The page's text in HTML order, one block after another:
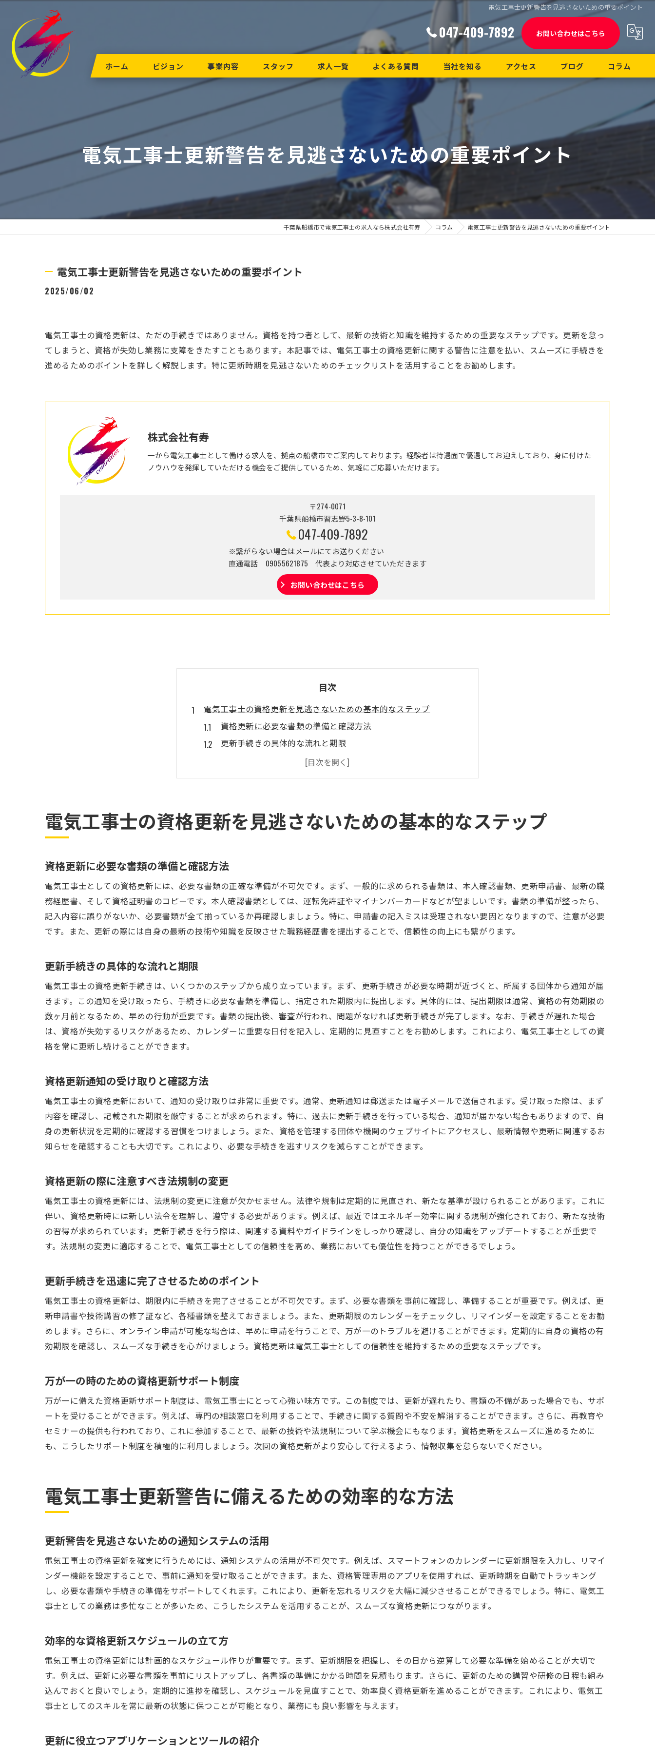
電気工事士更新警告を見逃さないための重要ポイント
047-409-7892 お問い合わせはこちら
ホーム ビジョン 事業内容 スタッフ 求人一覧 よくある質問 当社を知る
経験者
正社員
中途
転職
アクセス ブログ コラム
電気工事士更新警告を見逃さないための重要ポイント
千葉県船橋市で電気工事士の求人なら株式会社有寿 コラム 電気工事士更新警告を見逃さないための重要ポイント
電気工事士更新警告を見逃さないための重要ポイント
2025/06/02
電気工事士の資格更新は、ただの手続きではありません。資格を持つ者として、最新の技術と知識を維持するための重要なステップです。更新を怠っ
てしまうと、資格が失効し業務に支障をきたすこともあります。本記事では、電気工事士の資格更新に関する警告に注意を払い、スムーズに手続きを
進めるためのポイントを詳しく解説します。特に更新時期を見逃さないためのチェックリストを活用することをお勧めします。
株式会社有寿
一から電気工事士として働ける求人を、拠点の船橋市でご案内しております。経験者は待遇面で優遇してお迎えしており、身に付けた
ノウハウを発揮していただける機会をご提供しているため、気軽にご応募いただけます。
〒274-0071
千葉県船橋市習志野5-3-8-101
047-409-7892
※繋がらない場合はメールにてお送りください
直通電話 09055621875 代表より対応させていただきます
お問い合わせはこちら
目次
電気工事士の資格更新を見逃さないための基本的なステップ
資格更新に必要な書類の準備と確認方法
更新手続きの具体的な流れと期限
資格更新通知の受け取りと確認方法
資格更新の際に注意すべき法規制の変更
万が一の時のための資格更新サポート制度
電気工事士更新警告に備えるための効率的な方法
効率的な資格更新スケジュールの立て方
更新に役立つアプリケーションとツールの紹介
資格更新に必要な情報を収集する方法
警告通知を管理するためのシステム構築
更新忘れを防ぐためのリマインダー設定方法
資格更新情報の収集と最新情報の把握
更新に関する最新の法令とガイドライン
資格失効がもたらす影響とその対策
資格更新における必要な手続きを理解する
更新手続きに必要な費用とその準備
オンライン手続きの利点と活用法
更新手続き中のトラブルシューティング
手続き完了を確実にするためのステップ
電気工事士の更新時期を確実に把握するためのチェックリスト活用法
更新時期を見逃さないためのチェックリスト作成
チェックリストを活用した管理方法
更新時期の確認とスケジュール設定
資格更新チェックリストの定期的な見直し
電気工事士としてのキャリアを守るための更新手続きの重要性
キャリアの継続に必要な資格更新のメリット
資格更新がもたらすキャリアへの影響
資格更新が職場での信頼性に与える影響
資格更新を通じた自己成長のチャンス
最新技術を取り入れるために必要な電気工事士の資格更新
資格更新が最新技術習得に与える影響
技術革新を取り入れるための更新方法
電気工事士としての信頼性を維持するために更新が欠かせない理由
資格更新が信頼性に与える直接的な影響
業界内での信頼性を高めるための資格更新
更新を通じて築く業界内の信頼関係
資格更新が顧客信頼に繋がる理由
更新が電気工事士の社会的信用に与える影響
電気工事士の資格更新を見逃さないための基本的なステップ
資格更新に必要な書類の準備と確認方法
電気工事士としての資格更新には、必要な書類の正確な準備が不可欠です。まず、一般的に求められる書類は、本人確認書類、更新申請書、最新の職
務経歴書、そして資格証明書のコピーです。本人確認書類としては、運転免許証やマイナンバーカードなどが望ましいです。書類の準備が整ったら、
記入内容に誤りがないか、必要書類が全て揃っているか再確認しましょう。特に、申請書の記入ミスは受理されない要因となりますので、注意が必要
です。また、更新の際には自身の最新の技術や知識を反映させた職務経歴書を提出することで、信頼性の向上にも繋がります。
更新手続きの具体的な流れと期限
電気工事士の資格更新手続きは、いくつかのステップから成り立っています。まず、更新手続きが必要な時期が近づくと、所属する団体から通知が届
きます。この通知を受け取ったら、手続きに必要な書類を準備し、指定された期限内に提出します。具体的には、提出期限は通常、資格の有効期限の
数ヶ月前となるため、早めの行動が重要です。書類の提出後、審査が行われ、問題がなければ更新手続きが完了します。なお、手続きが遅れた場合
は、資格が失効するリスクがあるため、カレンダーに重要な日付を記入し、定期的に見直すことをお勧めします。これにより、電気工事士としての資
格を常に更新し続けることができます。
資格更新通知の受け取りと確認方法
電気工事士の資格更新において、通知の受け取りは非常に重要です。通常、更新通知は郵送または電子メールで送信されます。受け取った際は、まず
内容を確認し、記載された期限を厳守することが求められます。特に、過去に更新手続きを行っている場合、通知が届かない場合もありますので、自
身の更新状況を定期的に確認する習慣をつけましょう。また、資格を管理する団体や機関のウェブサイトにアクセスし、最新情報や更新に関連するお
知らせを確認することも大切です。これにより、必要な手続きを逃すリスクを減らすことができます。
資格更新の際に注意すべき法規制の変更
電気工事士の資格更新には、法規制の変更に注意が欠かせません。法律や規制は定期的に見直され、新たな基準が設けられることがあります。これに
伴い、資格更新時には新しい法令を理解し、遵守する必要があります。例えば、最近ではエネルギー効率に関する規制が強化されており、新たな技術
の習得が求められています。更新手続きを行う際は、関連する資料やガイドラインをしっかり確認し、自分の知識をアップデートすることが重要で
す。法規制の変更に適応することで、電気工事士としての信頼性を高め、業務においても優位性を持つことができるでしょう。
更新手続きを迅速に完了させるためのポイント
電気工事士の資格更新は、期限内に手続きを完了させることが不可欠です。まず、必要な書類を事前に確認し、準備することが重要です。例えば、更
新申請書や技術講習の修了証など、各種書類を整えておきましょう。また、更新期限のカレンダーをチェックし、リマインダーを設定することをお勧
めします。さらに、オンライン申請が可能な場合は、早めに申請を行うことで、万が一のトラブルを避けることができます。定期的に自身の資格の有
効期限を確認し、スムーズな手続きを心がけましょう。資格更新は電気工事士としての信頼性を維持するための重要なステップです。
万が一の時のための資格更新サポート制度
万が一に備えた資格更新サポート制度は、電気工事士にとって心強い味方です。この制度では、更新が遅れたり、書類の不備があった場合でも、サポ
ートを受けることができます。例えば、専門の相談窓口を利用することで、手続きに関する質問や不安を解消することができます。さらに、再教育や
セミナーの提供も行われており、これに参加することで、最新の技術や法規制について学ぶ機会にもなります。資格更新をスムーズに進めるために
も、こうしたサポート制度を積極的に利用しましょう。次回の資格更新がより安心して行えるよう、情報収集を怠らないでください。
電気工事士更新警告に備えるための効率的な方法
更新警告を見逃さないための通知システムの活用
電気工事士の資格更新を確実に行うためには、通知システムの活用が不可欠です。例えば、スマートフォンのカレンダーに更新期限を入力し、リマイ
ンダー機能を設定することで、事前に通知を受け取ることができます。また、資格管理専用のアプリを使用すれば、更新時期を自動でトラッキング
し、必要な書類や手続きの準備をサポートしてくれます。これにより、更新を忘れるリスクを大幅に減少させることができるでしょう。特に、電気工
事士としての業務は多忙なことが多いため、こうしたシステムを活用することが、スムーズな資格更新につながります。
効率的な資格更新スケジュールの立て方
電気工事士の資格更新には計画的なスケジュール作りが重要です。まず、更新期限を把握し、その日から逆算して必要な準備を始めることが大切で
す。例えば、更新に必要な書類を事前にリストアップし、各書類の準備にかかる時間を見積もります。さらに、更新のための講習や研修の日程も組み
込んでおくと良いでしょう。定期的に進捗を確認し、スケジュールを見直すことで、効率良く資格更新を進めることができます。これにより、電気工
事士としてのスキルを常に最新の状態に保つことが可能となり、業務にも良い影響を与えます。
更新に役立つアプリケーションとツールの紹介